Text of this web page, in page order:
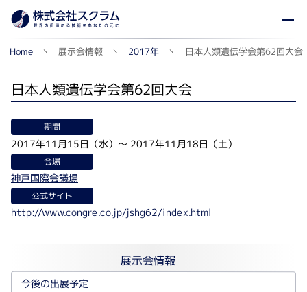
Home 展示会情報 2017年 日本人類遺伝学会第62回大会
日本人類遺伝学会第62回大会
期間
2017年11月15日（水） ～ 2017年11月18日（土）
会場
神戸国際会議場
公式サイト
http://www.congre.co.jp/jshg62/index.html
展示会情報
今後の出展予定